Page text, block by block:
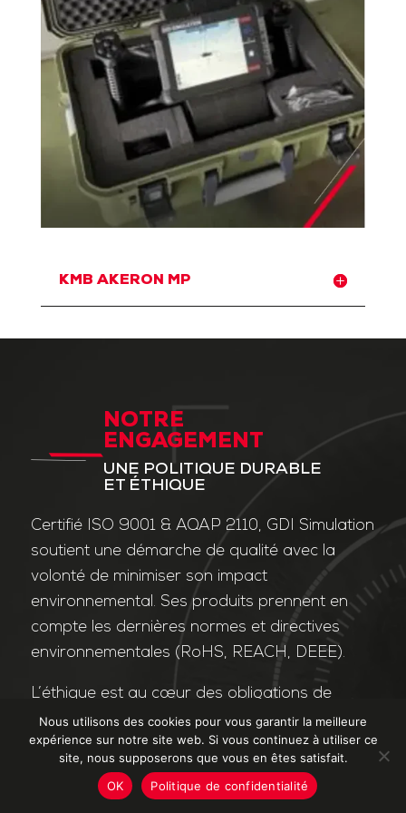
KMB AKERON MP
NOTRE
ENGAGEMENT
UNE POLITIQUE DURABLE
ET ÉTHIQUE
Certifié ISO 9001 & AQAP 2110, GDI Simulation
soutient une démarche de qualité avec la
volonté de minimiser son impact
environnemental. Ses produits prennent en
compte les dernières normes et directives
environnementales (RoHS, REACH, DEEE).
L’éthique est au cœur des obligations de
l’entreprise et de ses valeurs. Nos affaires
sont conduites dans le strict respect des
différentes lois applicables dans le domaine
de la lutte contre la corruption et le trafic
Nous utilisons des cookies pour vous garantir la meilleure
expérience sur notre site web. Si vous continuez à utiliser ce
site, nous supposerons que vous en êtes satisfait.
OK
Politique de confidentialité